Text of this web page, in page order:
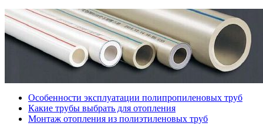
Особенности эксплуатации полипропиленовых труб
Какие трубы выбрать для отопления
Монтаж отопления из полиэтиленовых труб